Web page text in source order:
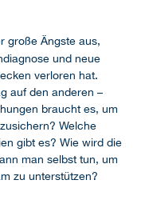
große Ängste aus,
und neue
verloren hat.
auf den anderen –
braucht es, um
Welche
gibt es? Wie wird die
man selbst tun, um
zu unterstützen?